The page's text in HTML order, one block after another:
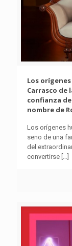
Los
Carrasco de
confianza de
nombre de
Los orígenes
seno de una
del
convertirse […]